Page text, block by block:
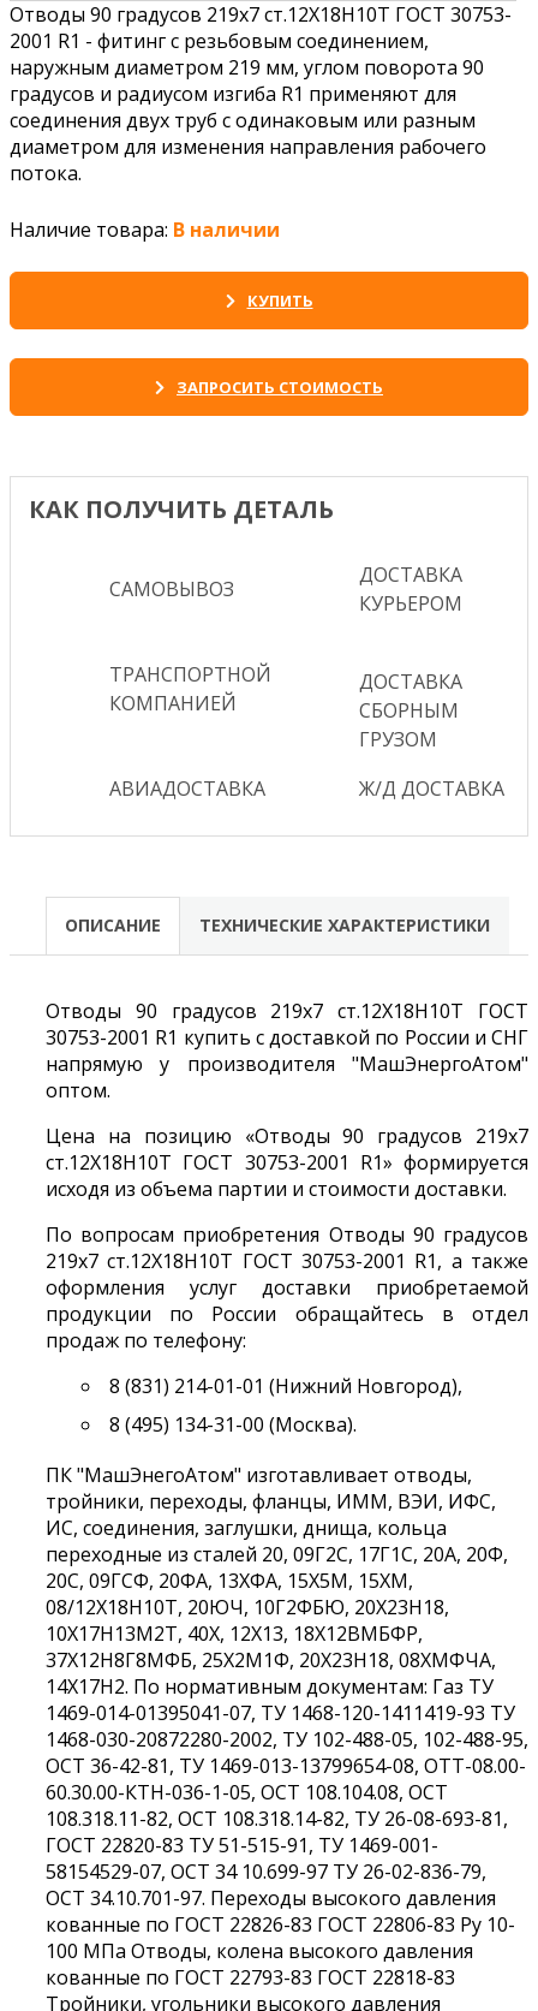
Отводы 90 градусов 219х7 ст.12Х18Н10Т ГОСТ 30753-
2001 R1 - фитинг с резьбовым соединением,
наружным диаметром 219 мм, углом поворота 90
градусов и радиусом изгиба R1 применяют для
соединения двух труб с одинаковым или разным
диаметром для изменения направления рабочего
потока.
Наличие товара: В наличии
КУПИТЬ
ЗАПРОСИТЬ СТОИМОСТЬ
КАК ПОЛУЧИТЬ ДЕТАЛЬ
САМОВЫВОЗ
ДОСТАВКА
КУРЬЕРОМ
ТРАНСПОРТНОЙ
КОМПАНИЕЙ
ДОСТАВКА
СБОРНЫМ
ГРУЗОМ
АВИАДОСТАВКА
Ж/Д ДОСТАВКА
ОПИСАНИЕ ТЕХНИЧЕСКИЕ ХАРАКТЕРИСТИКИ
Отводы 90 градусов 219х7 ст.12Х18Н10Т ГОСТ
30753-2001 R1 купить с доставкой по России и СНГ
напрямую у производителя "МашЭнергоАтом"
оптом.
Цена на позицию «Отводы 90 градусов 219х7
ст.12Х18Н10Т ГОСТ 30753-2001 R1» формируется
исходя из объема партии и стоимости доставки.
По вопросам приобретения Отводы 90 градусов
219х7 ст.12Х18Н10Т ГОСТ 30753-2001 R1, а также
оформления услуг доставки приобретаемой
продукции по России обращайтесь в отдел
продаж по телефону:
8 (831) 214-01-01 (Нижний Новгород),
8 (495) 134-31-00 (Москва).
ПК "МашЭнегоАтом" изготавливает отводы,
тройники, переходы, фланцы, ИММ, ВЭИ, ИФС,
ИС, соединения, заглушки, днища, кольца
переходные из сталей 20, 09Г2С, 17Г1С, 20А, 20Ф,
20С, 09ГСФ, 20ФА, 13ХФА, 15Х5М, 15ХМ,
08/12Х18Н10Т, 20ЮЧ, 10Г2ФБЮ, 20Х23Н18,
10Х17Н13М2Т, 40Х, 12Х13, 18Х12ВМБФР,
37Х12Н8Г8МФБ, 25Х2М1Ф, 20Х23Н18, 08ХМФЧА,
14Х17Н2. По нормативным документам: Газ ТУ
1469-014-01395041-07, ТУ 1468-120-1411419-93 ТУ
1468-030-20872280-2002, ТУ 102-488-05, 102-488-95,
ОСТ 36-42-81, ТУ 1469-013-13799654-08, ОТТ-08.00-
60.30.00-КТН-036-1-05, ОСТ 108.104.08, ОСТ
108.318.11-82, ОСТ 108.318.14-82, ТУ 26-08-693-81,
ГОСТ 22820-83 ТУ 51-515-91, ТУ 1469-001-
58154529-07, ОСТ 34 10.699-97 ТУ 26-02-836-79,
ОСТ 34.10.701-97. Переходы высокого давления
кованные по ГОСТ 22826-83 ГОСТ 22806-83 Ру 10-
100 МПа Отводы, колена высокого давления
кованные по ГОСТ 22793-83 ГОСТ 22818-83
Тройники, угольники высокого давления